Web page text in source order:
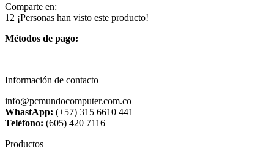
Comparte en:
12 ¡Personas han visto este producto!
Métodos de pago:
Información de contacto
info@pcmundocomputer.com.co
WhastApp: (+57) 315 6610 441
Teléfono: (605) 420 7116
Productos